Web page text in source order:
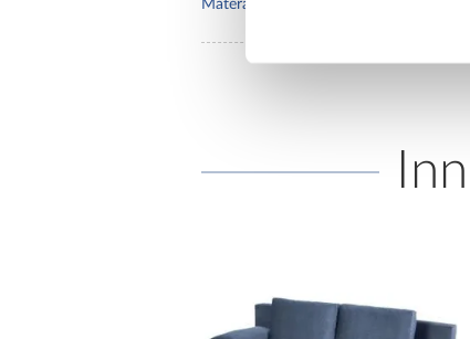
Materac w komplecie: